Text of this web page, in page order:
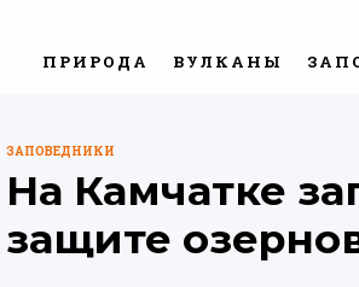
ПРИРОДА ВУЛКАНЫ
ОПУБЛИКОВАНО
В
ЗАПОВЕДНИКИ
На Камчатке
защите